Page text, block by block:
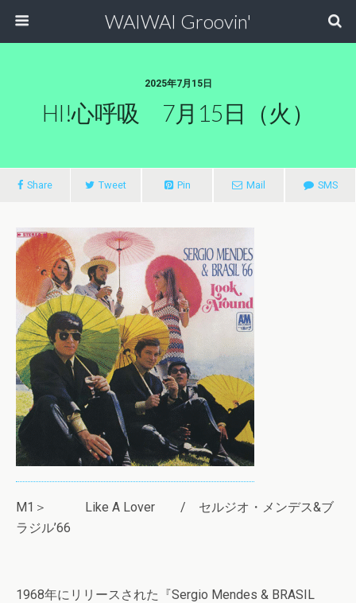
WAIWAI Groovin'
2025年7月15日
HI!心呼吸 7月15日（火）
Share Tweet Pin Mail SMS
M1＞ Like A Lover / セルジオ・メンデス&ブ
ラジル’66
1968年にリリースされた『Sergio Mendes & BRASIL